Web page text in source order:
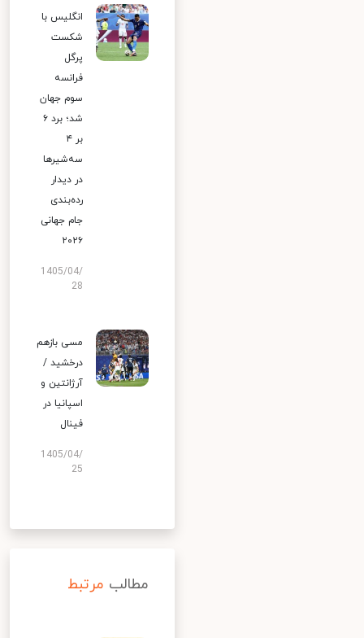
انگلیس با
شکست
پرگل
فرانسه
سوم جهان
شد؛ برد ۶
بر ۴
سه‌شیرها
در دیدار
رده‌بندی
جام جهانی
۲۰۲۶
1405/04/
28
مسی بازهم
درخشید /
آرژانتین و
اسپانیا در
فینال
1405/04/
25
مطالب مرتبط